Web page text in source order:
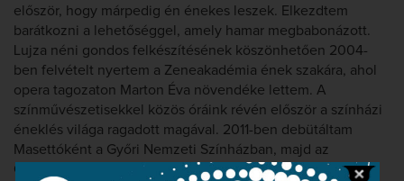
először, hogy márpedig én énekes leszek. Elkezdtem
barátkozni a lehetőséggel, amely hamar megbabonázott.
Lujza néni gondos felkészítésének köszönhetően 2004-
ben felvételt nyertem a Zeneakadémia ének szakára, ahol
opera tagozaton Marton Éva növendéke lettem. A
színművészetisekkel közös óráink révén először a színházi
éneklés világa ragadott magával. 2011-ben debütáltam
Masettóként a Győri Nemzeti Színházban, majd az
Operaházban. A csapatmunka iránti rajongás, amely ma a